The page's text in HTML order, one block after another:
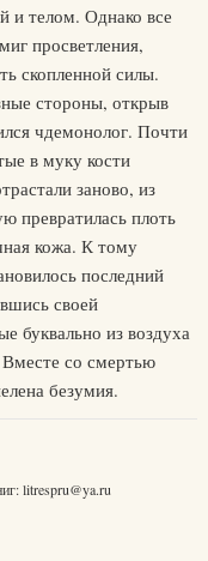
и телом. Однако все
просветления,
скопленной силы.
стороны, открыв
чдемонолог. Почти
в муку кости
заново, из
превратилась плоть
кожа. К тому
последний
своей
буквально из воздуха
со смертью
безумия.
litrespru@ya.ru